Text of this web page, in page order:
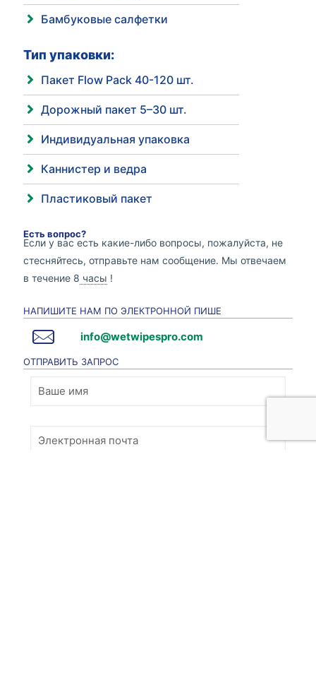
Бамбуковые салфетки
Тип упаковки:
Пакет Flow Pack 40-120 шт.
Дорожный пакет 5–30 шт.
Индивидуальная упаковка
Каннистер и ведра
Пластиковый пакет
Есть вопрос?
Если у вас есть какие-либо вопросы, пожалуйста, не
стесняйтесь, отправьте нам сообщение. Мы отвечаем
в течение 8 часы !
НАПИШИТЕ НАМ ПО ЭЛЕКТРОННОЙ ПИШЕ
info@wetwipespro.com
ОТПРАВИТЬ ЗАПРОС